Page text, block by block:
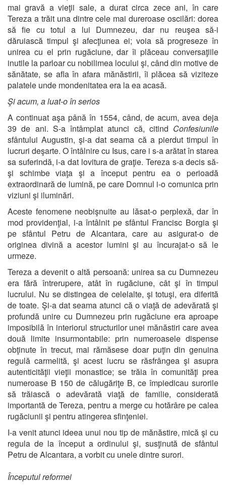
mai gravă a vieţii sale, a durat circa zece ani, în care
Tereza a trăit una dintre cele mai dureroase oscilări: dorea
să fie cu totul a lui Dumnezeu, dar nu reuşea să-i
dăruiască timpul şi afecţiunea ei; voia să progreseze în
unirea cu el prin rugăciune, dar îi plăceau conversaţiile
inutile la parloar cu nobilimea locului şi, când din motive de
sănătate, se afla în afara mănăstirii, îi plăcea să viziteze
palatele unde mondenitatea era la ea acasă.
Şi acum, a luat-o în serios
A continuat aşa până în 1554, când, de acum, avea deja
39 de ani. S-a întâmplat atunci că, citind Confesiunile
sfântului Augustin, şi-a dat seama că a pierdut timpul în
lucruri deşarte. O întâlnire cu Isus, care i s-a arătat în starea
sa suferindă, i-a dat lovitura de graţie. Tereza s-a decis să-
şi schimbe viaţa şi a început pentru ea o perioadă
extraordinară de lumină, pe care Domnul i-o comunica prin
viziuni şi iluminări.
Aceste fenomene neobişnuite au lăsat-o perplexă, dar în
mod providenţial, i-a întâlnit pe sfântul Francisc Borgia şi
pe sfântul Petru de Alcantara, care au asigurat-o de
originea divină a acestor lumini şi au încurajat-o să le
urmeze.
Tereza a devenit o altă persoană: unirea sa cu Dumnezeu
era fără întrerupere, atât în rugăciune, cât şi în timpul
lucrului. Nu se distingea de celelalte, şi totuşi, era diferită
de toate. Şi-a dat seama atunci că o viaţă de adevărată şi
profundă unire cu Dumnezeu prin rugăciune era aproape
imposibilă în interiorul structurilor unei mănăstiri care avea
două limite insurmontabile: prin numeroasele dispense
obţinute în trecut, mai rămăsese doar puţin din genuina
regulă carmelită, şi acest lucru se răsfrângea şi asupra
autenticităţii vieţii monastice; se trăia în comunităţi prea
numeroase B 150 de călugăriţe B, ce împiedicau surorile
să trăiască o adevărată viaţă de familie, considerată
importantă de Tereza, pentru a merge cu hotărâre pe calea
rugăciunii şi pentru atingerea sfinţeniei.
I-a venit atunci ideea unui nou tip de mănăstire, mică şi cu
regula de la început a ordinului şi, susţinută de sfântul
Petru de Alcantara, a vorbit cu unele dintre surori.
Începutul reformei